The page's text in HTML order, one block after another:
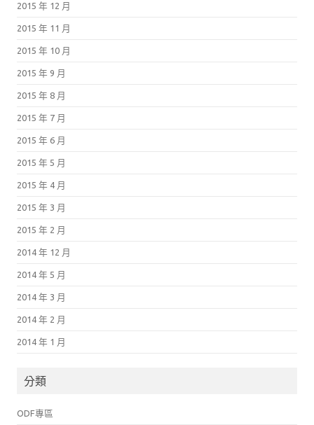
2015 年 12 月
2015 年 11 月
2015 年 10 月
2015 年 9 月
2015 年 8 月
2015 年 7 月
2015 年 6 月
2015 年 5 月
2015 年 4 月
2015 年 3 月
2015 年 2 月
2014 年 12 月
2014 年 5 月
2014 年 3 月
2014 年 2 月
2014 年 1 月
分類
ODF專區